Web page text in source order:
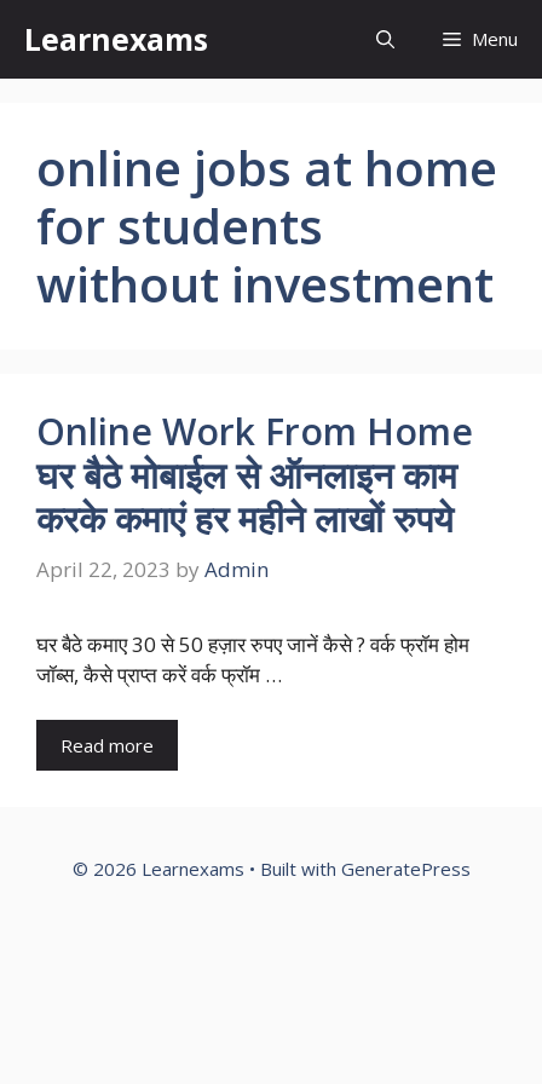
content
Learnexams Menu
online jobs at home
for students
without investment
Online Work From Home
घर बैठे मोबाईल से ऑनलाइन काम
करके कमाएं हर महीने लाखों रुपये
April 22, 2023 by Admin
घर बैठे कमाए 30 से 50 हज़ार रुपए जानें कैसे ? वर्क फ्रॉम होम
जॉब्स, कैसे प्राप्त करें वर्क फ्रॉम …
Read more
© 2026 Learnexams • Built with GeneratePress